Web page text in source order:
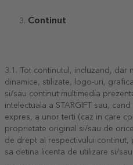
Continut
3.1. Tot continutul, incluzand, dar
dinamice, stilizate, logo-uri,
si/sau continut multimedia
intelectuala a STARGIFT sau,
expres, a unor terti (caz in care
proprietate original si/sau de
de drept al respectivului continut,
sa detina licenta de utilizare si/